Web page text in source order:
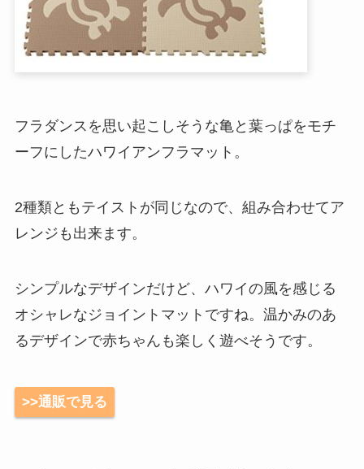
フラダンスを思い起こしそうな亀と葉っぱをモチ
ーフにしたハワイアンフラマット。
2種類ともテイストが同じなので、組み合わせてア
レンジも出来ます。
シンプルなデザインだけど、ハワイの風を感じる
オシャレなジョイントマットですね。温かみのあ
るデザインで赤ちゃんも楽しく遊べそうです。
>>通販で見る